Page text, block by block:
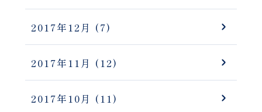
2017年12月 (7)
2017年11月 (12)
2017年10月 (11)